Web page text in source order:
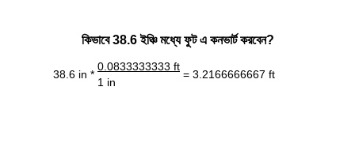
কিভাবে 38.6 ইঞ্চি মধ্যে ফুট এ কনভার্ট করবেন?
38.6 in *
0.0833333333 ft
= 3.2166666667 ft
1 in